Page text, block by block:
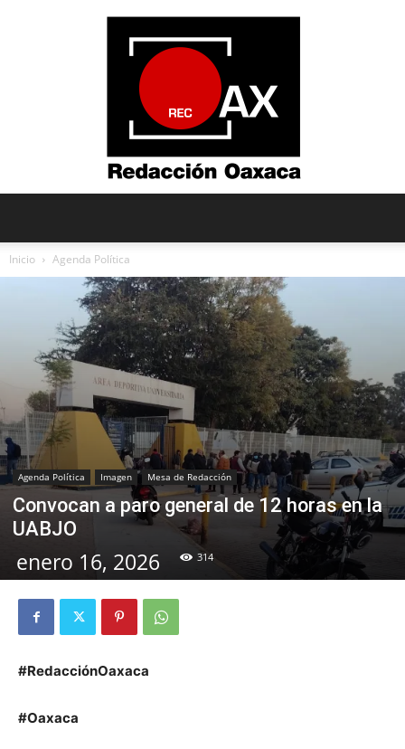
Oaxaca
Inicio Agenda Política
Agenda Política Imagen Mesa de Redacción
Convocan a paro general de 12 horas en la
UABJO
enero 16, 2026 314
#RedacciónOaxaca
#Oaxaca